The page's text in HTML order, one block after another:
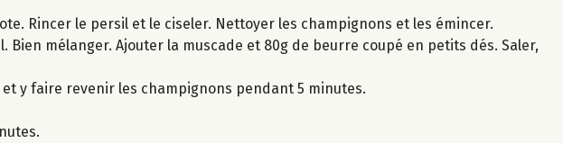
Rincer le persil et le ciseler. Nettoyer les champignons et les émincer.
mélanger. Ajouter la muscade et 80g de beurre coupé en petits dés. Saler,
y faire revenir les champignons pendant 5 minutes.